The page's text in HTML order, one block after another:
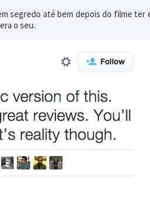
segredo até bem depois do filme
o seu.